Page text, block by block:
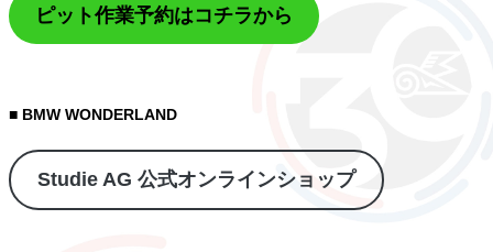
ピット作業予約はコチラから
■ BMW WONDERLAND
Studie AG 公式オンラインショップ